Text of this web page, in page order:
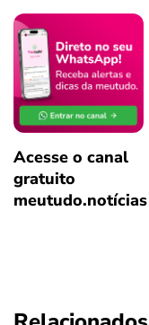
Acesse o canal
gratuito
meutudo.notícias